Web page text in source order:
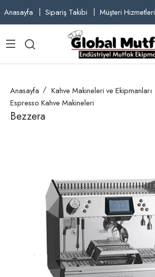
Anasayfa Sipariş Takibi Müşteri Hizmetleri
Anasayfa
Kahve Makineleri ve Ekipmanları
Espresso Kahve Makineleri
Bezzera